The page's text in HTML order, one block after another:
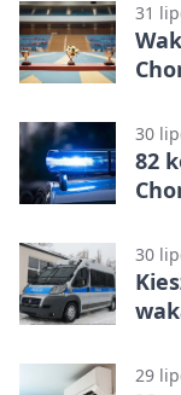
31
30
82
30
29